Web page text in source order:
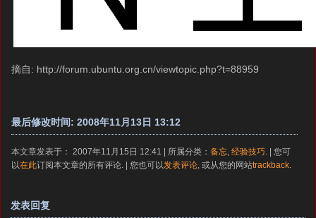
摘自: http://forum.ubuntu.org.cn/viewtopic.php?t=88959
最后修改时间: 2008年11月13日 13:12
本文章发表于： 2007年11月15日 12:41 | 所属分类：备忘 ,经验技巧 . | 您可
以在此订阅本文章的所有评论. | 您也可以 发表评论 , 或从您的网站trackback
发表回复